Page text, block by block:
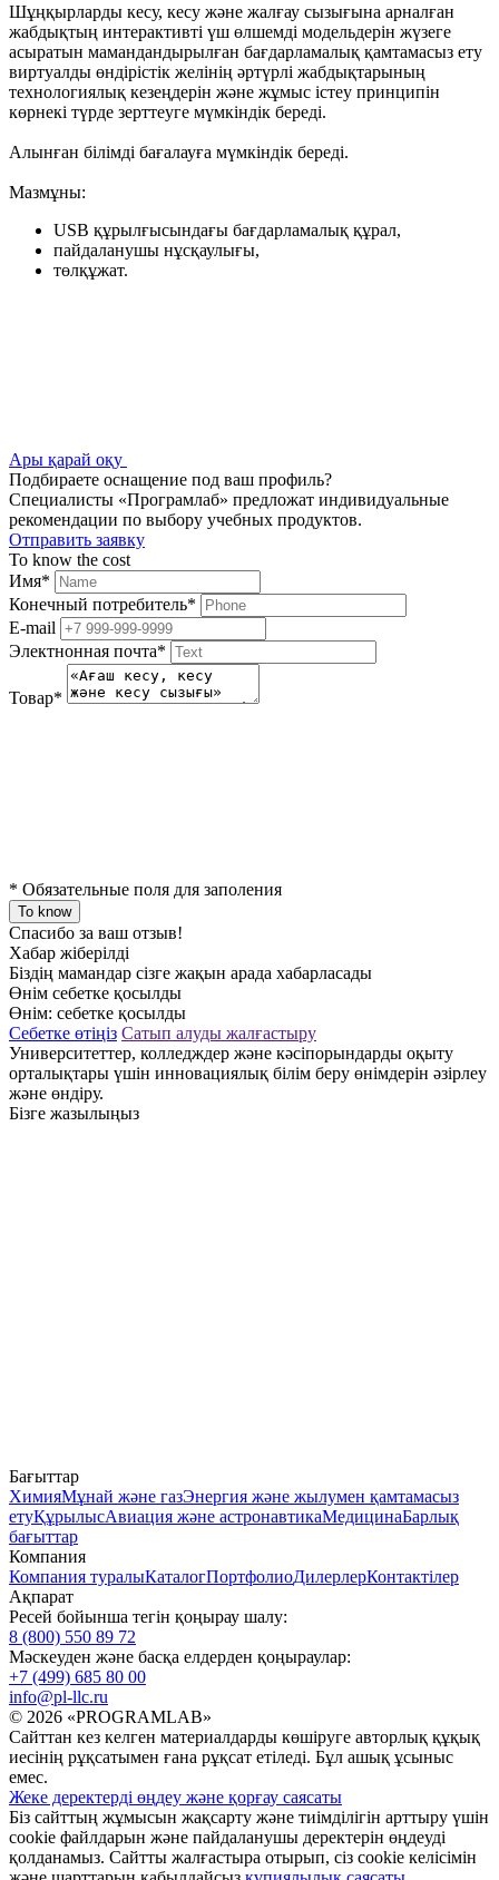
Шұңқырларды кесу, кесу және жалғау сызығына арналған
жабдықтың интерактивті үш өлшемді модельдерін жүзеге
асыратын мамандандырылған бағдарламалық қамтамасыз ету
виртуалды өндірістік желінің әртүрлі жабдықтарының
технологиялық кезеңдерін және жұмыс істеу принципін
көрнекі түрде зерттеуге мүмкіндік береді.
Алынған білімді бағалауға мүмкіндік береді.
Мазмұны:
USB құрылғысындағы бағдарламалық құрал,
пайдаланушы нұсқаулығы,
төлқұжат.
Ары қарай оқу
Подбираете оснащение под ваш профиль?
Специалисты «Програмлаб» предложат индивидуальные
рекомендации по выбору учебных продуктов.
Отправить заявку
To know the cost
Имя*
Конечный потребитель*
E-mail
Электнонная почта*
Товар*
* Обязательные поля для заполения
To know
Спасибо за ваш отзыв!
Хабар жіберілді
Біздің мамандар сізге жақын арада хабарласады
Өнім себетке қосылды
Өнім: себетке қосылды
Себетке өтіңіз Сатып алуды жалғастыру
Университеттер, колледждер және кәсіпорындарды оқыту
орталықтары үшін инновациялық білім беру өнімдерін әзірлеу
және өндіру.
Бізге жазылыңыз
Бағыттар
ХимияМұнай және газЭнергия және жылумен қамтамасыз
етуҚұрылысАвиация және астронавтикаМедицинаБарлық
бағыттар
Компания
Компания туралыКаталогПортфолиоДилерлерКонтактілер
Ақпарат
Ресей бойынша тегін қоңырау шалу:
8 (800) 550 89 72
Мәскеуден және басқа елдерден қоңыраулар:
+7 (499) 685 80 00
info@pl-llc.ru
© 2026 «PROGRAMLAB»
Сайттан кез келген материалдарды көшіруге авторлық құқық
иесінің рұқсатымен ғана рұқсат етіледі. Бұл ашық ұсыныс
емес.
Жеке деректерді өңдеу және қорғау саясаты
Біз сайттың жұмысын жақсарту және тиімділігін арттыру үшін
cookie файлдарын және пайдаланушы деректерін өңдеуді
қолданамыз. Сайтты жалғастыра отырып, сіз cookie келісімін